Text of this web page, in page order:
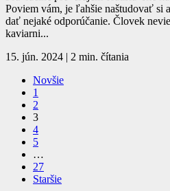
Poviem vám, je ľahšie naštudovať si
dať nejaké odporúčanie. Človek
kaviarni...
15. jún. 2024 | 2 min. čítania
Novšie
1
2
3
4
5
…
27
Staršie